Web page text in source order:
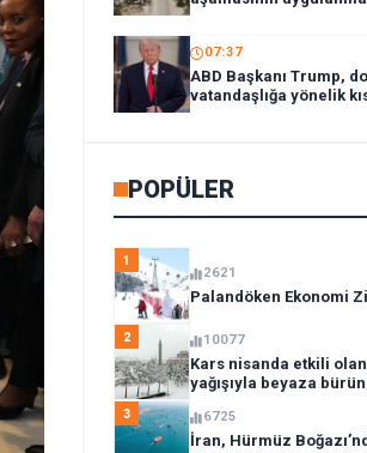
yol haritasını
07:37
ABD Başkanı Trump,
vatandaşlığa yönelik
genişleten
POPÜLER
1
2621
Palandöken Ekonomi
2 10077
Kars nisanda etkili
yağışıyla beyaza
3 6725
İran, Hürmüz